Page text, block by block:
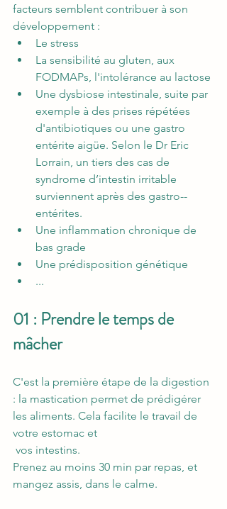
facteurs semblent contribuer à son
développement :
Le stress
La sensibilité au gluten, aux
FODMAPs, l'intolérance au lactose
Une dysbiose intestinale, suite par
exemple à des prises répétées
d'antibiotiques ou une gastro
entérite aigüe. Selon le Dr Eric
Lorrain, un tiers des cas de
syndrome d’intestin irritable
surviennent après des gastro-­
entérites.
Une inflammation chronique de
bas grade
Une prédisposition génétique
...
01 : Prendre le temps de
mâcher
C'est la première étape de la digestion
: la mastication permet de prédigérer
les aliments. Cela facilite le travail de
votre estomac et
vos intestins.
Prenez au moins 30 min par repas, et
mangez assis, dans le calme.